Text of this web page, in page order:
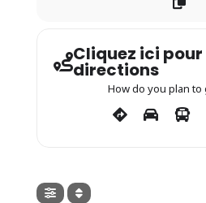
Cliquez ici
directions
How do you plan to